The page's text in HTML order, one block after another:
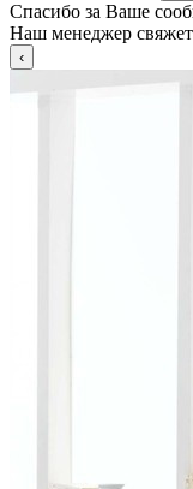
Спасибо за Ваше
Наш менеджер